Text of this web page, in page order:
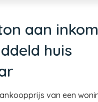
aan
huis
van een